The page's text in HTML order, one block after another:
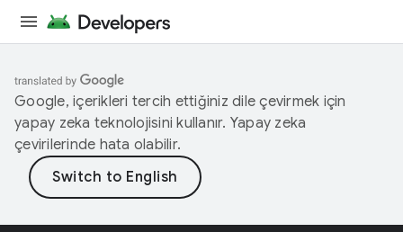
Google, içerikleri tercih ettiğiniz dile çevirmek için
yapay zeka teknolojisini kullanır. Yapay zeka
çevirilerinde hata olabilir.